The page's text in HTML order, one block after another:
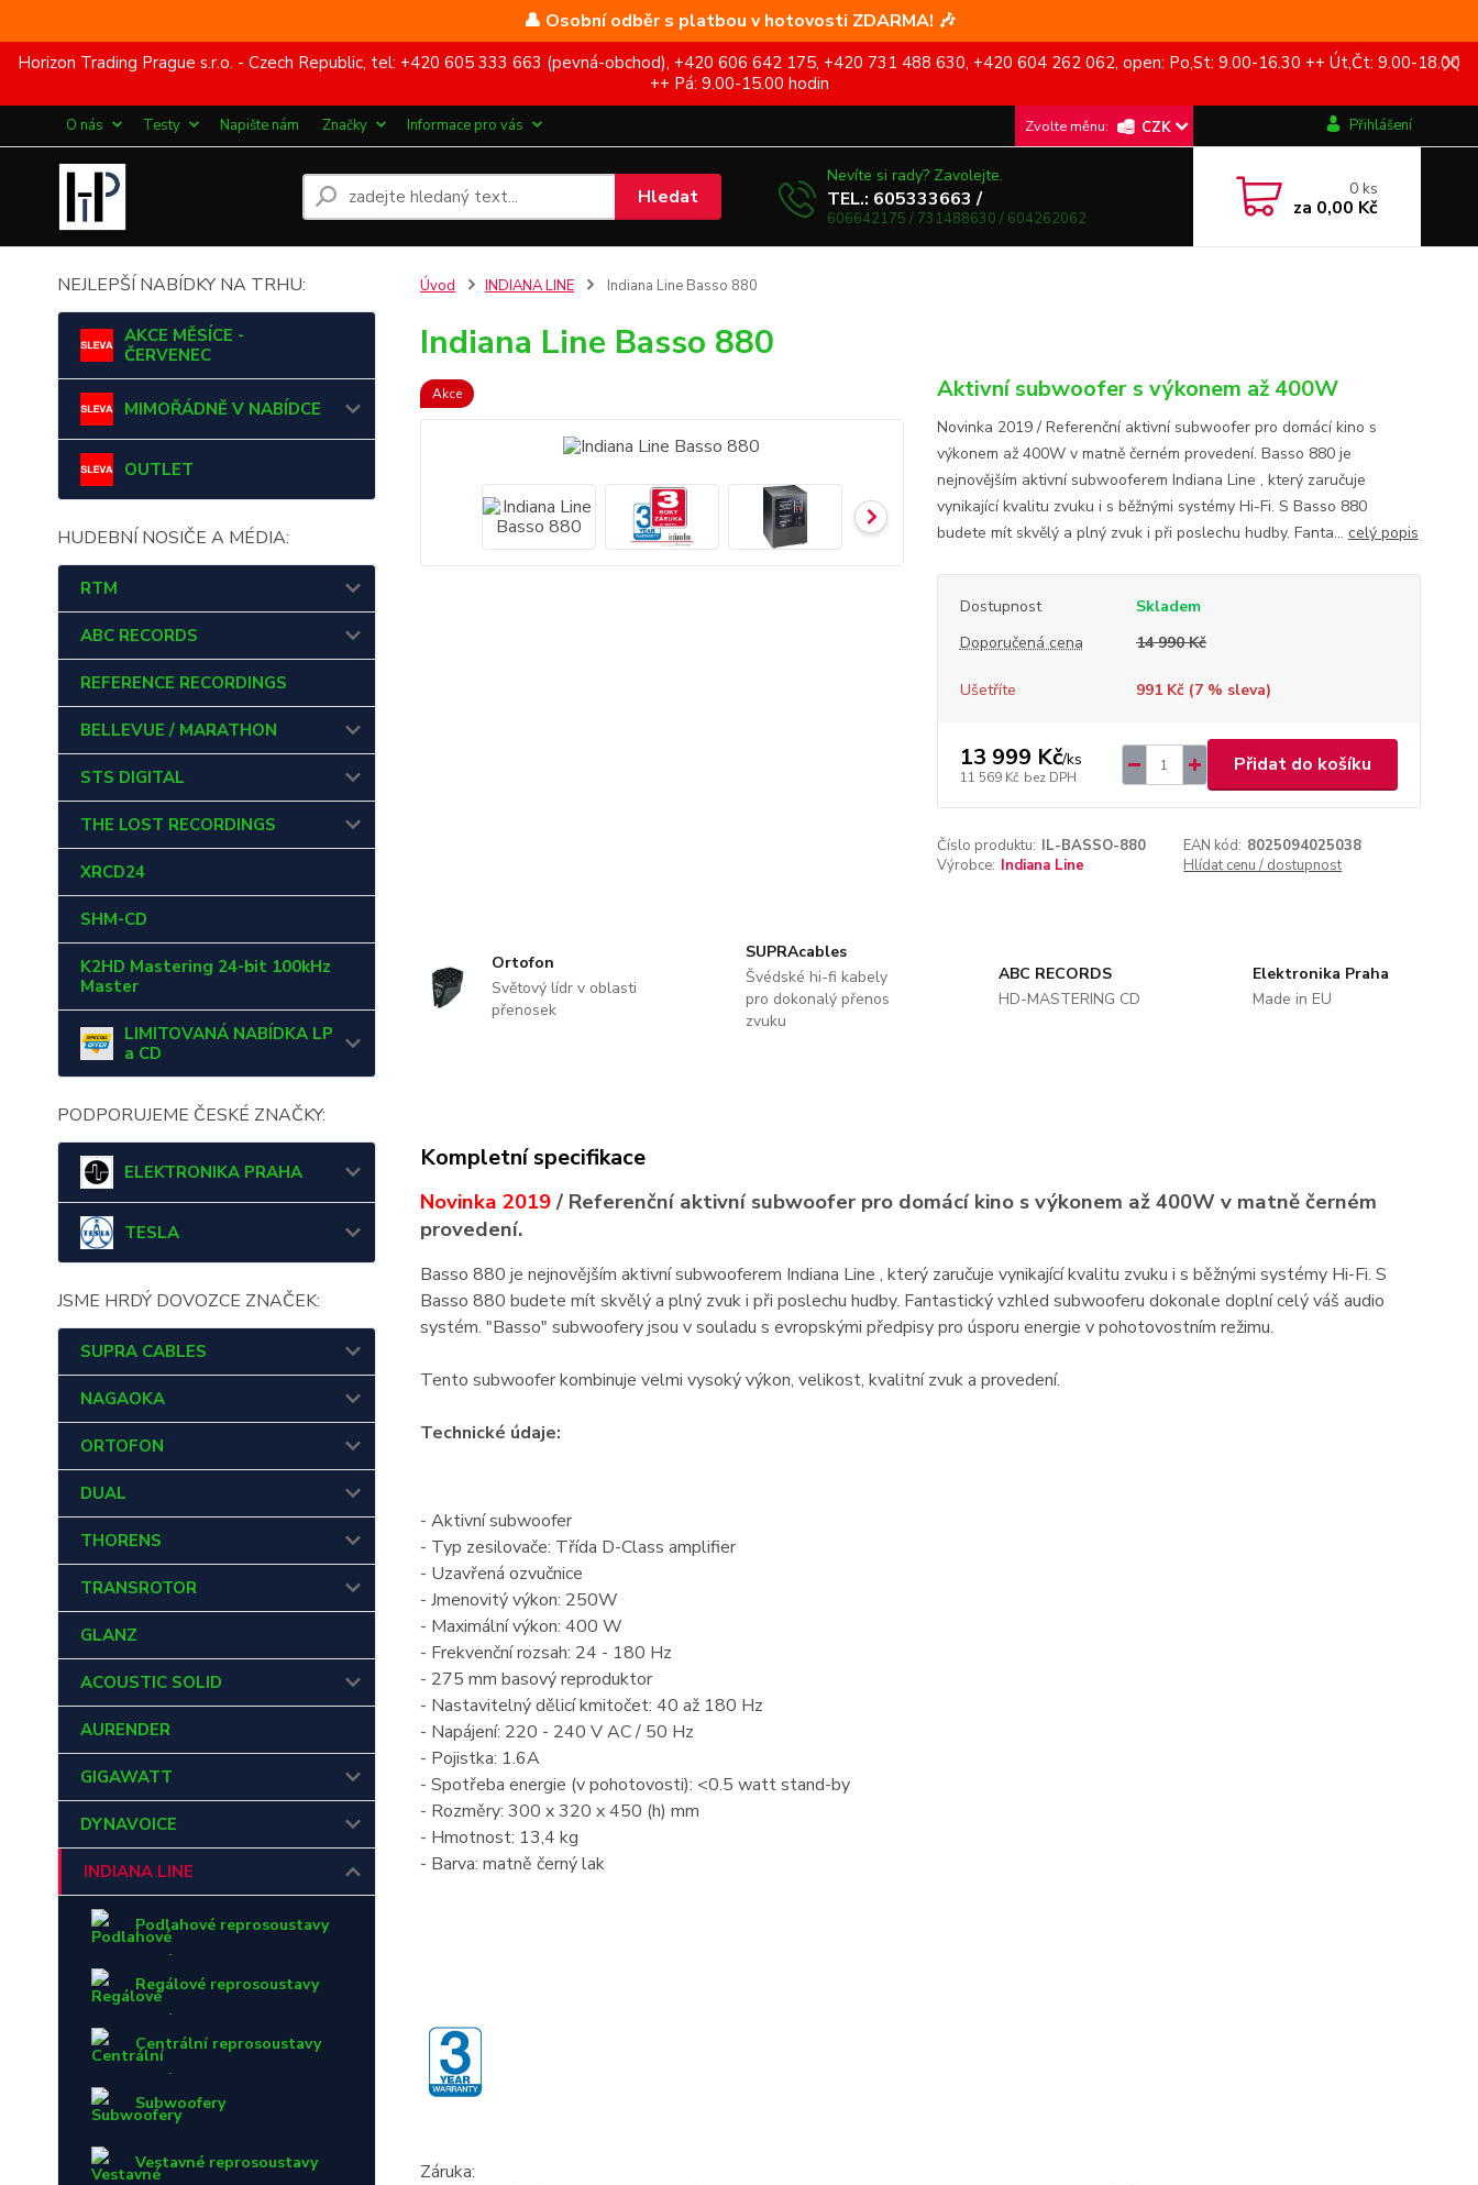
👤 Osobní odběr s platbou v hotovosti ZDARMA! 🎶
Horizon Trading Prague s.r.o. - Czech Republic, tel: +420 605 333 663 (pevná-obchod), +420 606 642 175, +420 731 488 630, +420 604 262 062, open: Po,St: 9.00-16.30 ++ Út,Čt: 9.00-18.00
++ Pá: 9.00-15.00 hodin
O nás Testy Napište nám Značky Informace pro vás CZK Přihlášení
Hledat
Nevíte si rady? Zavolejte.
TEL.: 605333663 /
606642175 / 731488630 / 604262062
0ks
za 0,00 Kč
NEJLEPŠÍ NABÍDKY NA TRHU:
AKCE MĚSÍCE -
ČERVENEC
MIMOŘÁDNĚ V NABÍDCE
OUTLET
HUDEBNÍ NOSIČE A MÉDIA:
RTM
ABC RECORDS
REFERENCE RECORDINGS
BELLEVUE / MARATHON
STS DIGITAL
THE LOST RECORDINGS
XRCD24
SHM-CD
K2HD Mastering 24-bit 100kHz
Master
LIMITOVANÁ NABÍDKA LP
a CD
PODPORUJEME ČESKÉ ZNAČKY:
ELEKTRONIKA PRAHA
TESLA
JSME HRDÝ DOVOZCE ZNAČEK:
SUPRA CABLES
NAGAOKA
ORTOFON
DUAL
THORENS
TRANSROTOR
GLANZ
ACOUSTIC SOLID
AURENDER
GIGAWATT
DYNAVOICE
INDIANA LINE
Podlahové reprosoustavy
Regálové reprosoustavy
Centrální reprosoustavy
Subwoofery
Vestavné reprosoustavy
Úvod INDIANA LINE Indiana Line Basso 880
Indiana Line Basso 880
Akce Aktivní subwoofer s výkonem až 400W
Novinka 2019 / Referenční aktivní subwoofer pro domácí kino s
výkonem až 400W v matně černém provedení. Basso 880 je
nejnovějším aktivní subwooferem Indiana Line , který zaručuje
vynikající kvalitu zvuku i s běžnými systémy Hi-Fi. S Basso 880
budete mít skvělý a plný zvuk i při poslechu hudby. Fanta... celý popis
Dostupnost
Skladem
Doporučená cena
14 990 Kč
Ušetříte 991 Kč (7% sleva)
13 999 Kč/ks
11 569 Kč bez DPH
Přidat do košíku
Číslo produktu: IL-BASSO-880 EAN kód: 8025094025038
Výrobce: Indiana Line Hlídat cenu / dostupnost
Ortofon
Světový lídr v oblasti
přenosek
SUPRAcables
Švédské hi-fi kabely
pro dokonalý přenos
zvuku
ABC RECORDS
HD-MASTERING CD
Elektronika Praha
Made in EU
Kompletní specifikace
Novinka 2019/ Referenční aktivní subwoofer pro domácí kino s výkonem až 400W v matně černém
provedení.
Basso 880 je nejnovějším aktivní subwooferem Indiana Line , který zaručuje vynikající kvalitu zvuku i s běžnými systémy Hi-Fi. S
Basso 880 budete mít skvělý a plný zvuk i při poslechu hudby. Fantastický vzhled subwooferu dokonale doplní celý váš audio
systém. "Basso" subwoofery jsou v souladu s evropskými předpisy pro úsporu energie v pohotovostním režimu.
Tento subwoofer kombinuje velmi vysoký výkon, velikost, kvalitní zvuk a provedení.
Technické údaje:
- Aktivní subwoofer
- Typ zesilovače: Třída D-Class amplifier
- Uzavřená ozvučnice
- Jmenovitý výkon: 250W
- Maximální výkon: 400 W
- Frekvenční rozsah: 24 - 180 Hz
- 275 mm basový reproduktor
- Nastavitelný dělicí kmitočet: 40 až 180 Hz
- Napájení: 220 - 240 V AC / 50 Hz
- Pojistka: 1.6A
- Spotřeba energie (v pohotovosti): <0.5 watt stand-by
- Rozměry: 300 x 320 x 450 (h) mm
- Hmotnost: 13,4 kg
- Barva: matně černý lak
Záruka: